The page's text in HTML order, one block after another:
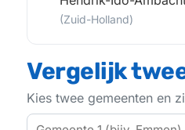
(Zuid-Holland)
Vergelijk
Kies twee gemeenten en